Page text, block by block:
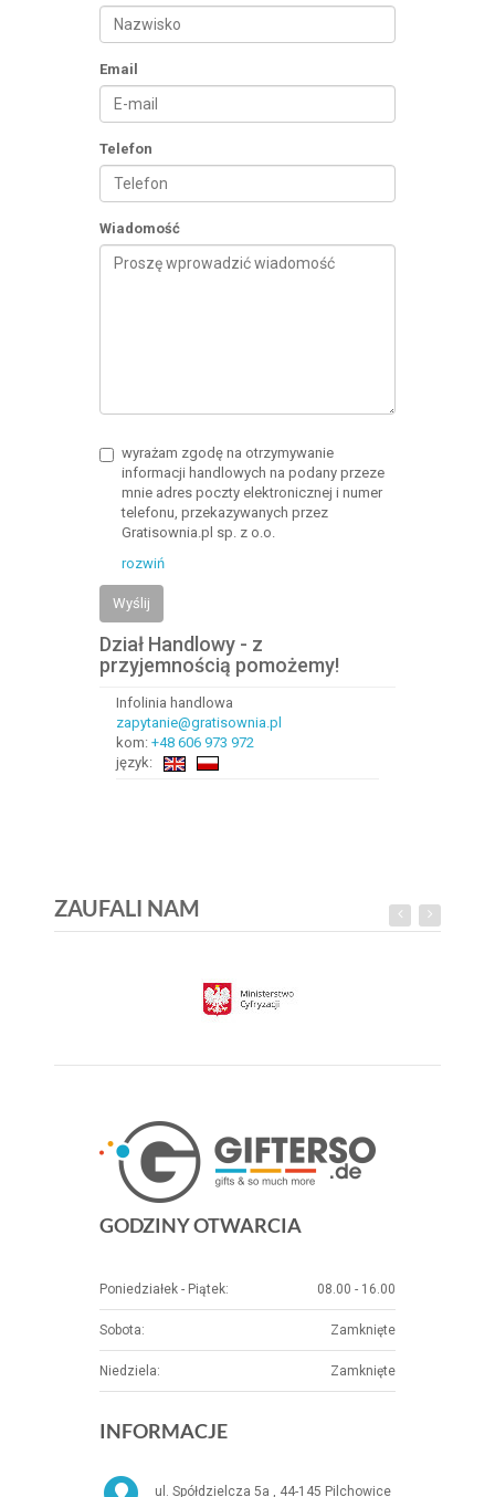
Email
Telefon
Wiadomość
wyrażam zgodę na otrzymywanie
informacji handlowych na podany przeze
mnie adres poczty elektronicznej i numer
telefonu, przekazywanych przez
Gratisownia.pl sp. z o.o.
rozwiń
Wyślij
Dział Handlowy - z
przyjemnością pomożemy!
Infolinia handlowa
zapytanie@gratisownia.pl
kom: +48 606 973 972
język:
ZAUFALI NAM
GODZINY OTWARCIA
Poniedziałek - Piątek: 08.00 - 16.00
Sobota: Zamknięte
Niedziela: Zamknięte
INFORMACJE
ul. Spółdzielcza 5a , 44-145 Pilchowice